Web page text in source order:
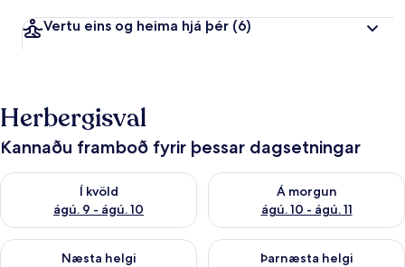
Vertu eins og heima hjá þér (6)
Herbergisval
Kannaðu framboð fyrir þessar dagsetningar
Í kvöld
ágú. 9 - ágú. 10
Athuga framboð í kvöld ágú. 9 - ágú. 10
Á morgun
ágú. 10 - ágú. 11
Athuga framboð á morgun
Næsta helgi
Athuga framboð næstu helgi ágú. 14 - ágú. 16
Þarnæsta helgi
Athuga framboð þarnæstu